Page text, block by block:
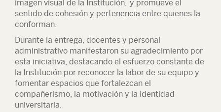
imagen visual de la Institución, y promueve el
sentido de cohesión y pertenencia entre quienes la
conforman.
Durante la entrega, docentes y personal
administrativo manifestaron su agradecimiento por
esta iniciativa, destacando el esfuerzo constante de
la Institución por reconocer la labor de su equipo y
fomentar espacios que fortalezcan el
compañerismo, la motivación y la identidad
universitaria.